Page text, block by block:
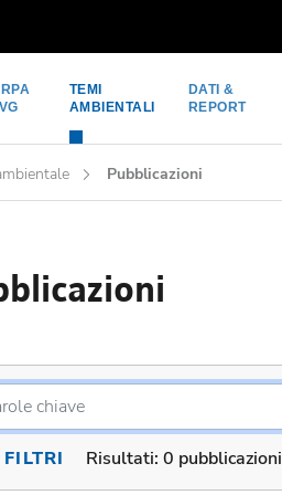
TEMI
AMBIENTALI
DATI &
REPORT
Pubblicazioni
FILTRI Risultati:0 pubblicazioni